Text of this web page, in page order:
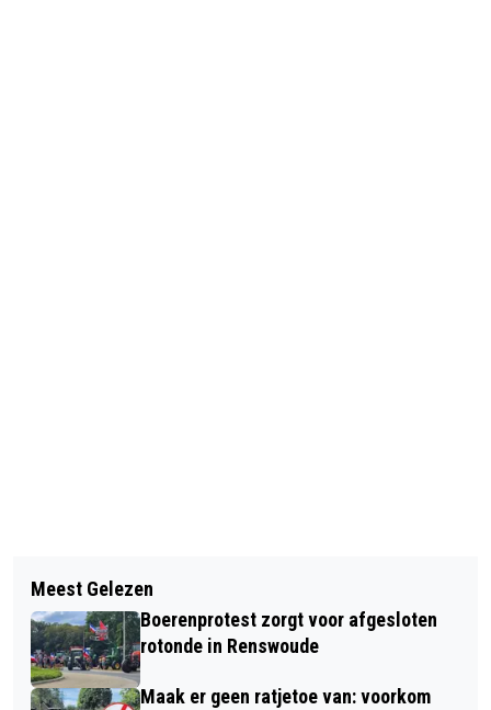
GROTE INZET VAN HULPDIENSTEN BIJ
INCIDENT MET KIND IN HET BOSBAD
LUNTEREN
DEFENSIE EN ZIEKENHUIS GELDERSE
VALLEI TRAINEN OPVANG EN
BEHANDELING VAN SLACHTOFFERS
Meest Gelezen
Boerenprotest zorgt voor afgesloten
rotonde in Renswoude
Maak er geen ratjetoe van: voorkom